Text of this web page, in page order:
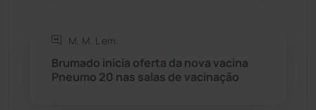
Rio do Antônio
Rio do Pires
M. M. L em:
Brumado inicia oferta da nova vacina
Pneumo 20 nas salas de vacinação